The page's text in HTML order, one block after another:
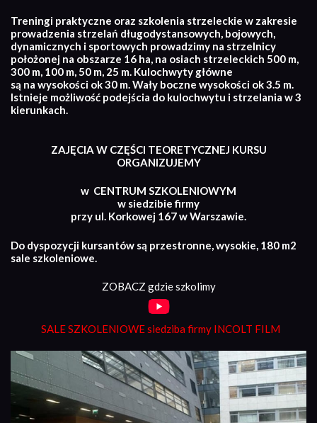
Treningi praktyczne oraz szkolenia strzeleckie w zakresie
prowadzenia strzelań długodystansowych, bojowych,
dynamicznych i sportowych prowadzimy na strzelnicy
położonej na obszarze 16 ha, na osiach strzeleckich 500 m,
300 m, 100 m, 50 m, 25 m. Kulochwyty główne
są na wysokości ok 30 m. Wały boczne wysokości ok 3.5 m.
Istnieje możliwość podejścia do kulochwytu i strzelania w 3
kierunkach.
ZAJĘCIA W CZĘŚCI TEORETYCZNEJ KURSU
ORGANIZUJEMY
w CENTRUM SZKOLENIOWYM
w siedzibie firmy
przy ul. Korkowej 167 w Warszawie.
Do dyspozycji kursantów są przestronne, wysokie, 180 m2
sale szkoleniowe.
ZOBACZ gdzie szkolimy
SALE SZKOLENIOWE siedziba firmy INCOLT FILM